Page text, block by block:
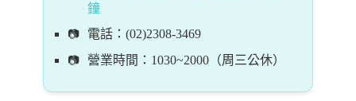
鐘
電話：(02)2308-3469
營業時間：1030~2000（周三公休）